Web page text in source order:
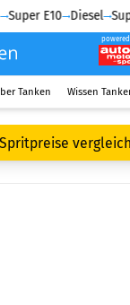
Super E10 Diesel
Tanken Wissen
Spritpreise